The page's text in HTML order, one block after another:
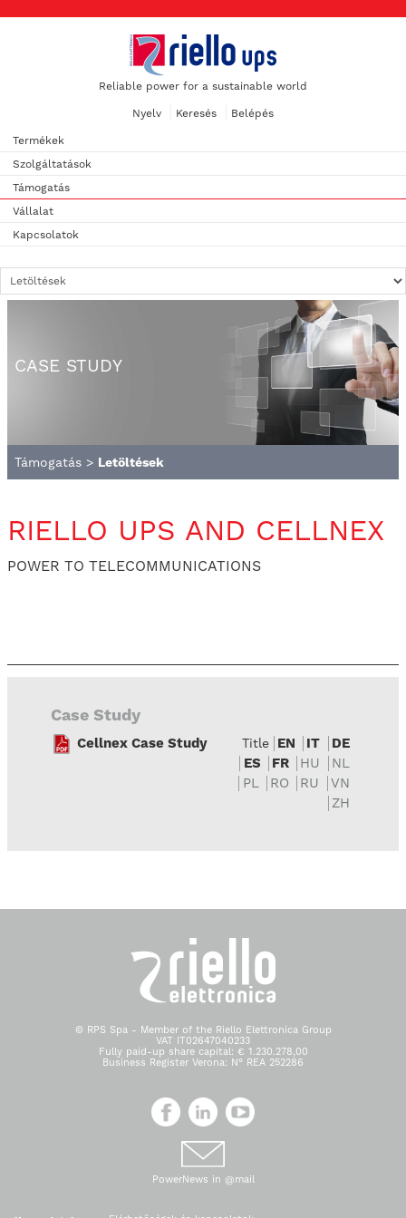
Reliable power for a sustainable world
Nyelv Keresés Belépés
Termékek
Szolgáltatások
Támogatás
Vállalat
Kapcsolatok
CASE STUDY
Támogatás > Letöltések
RIELLO UPS AND CELLNEX
POWER TO TELECOMMUNICATIONS
Case Study
Cellnex Case Study Title EN IT
DE
ES
FR HU
NL
PL
RO RU
VN
ZH
© RPS Spa - Member of the Riello Elettronica Group
VAT IT02647040233
Fully paid-up share capital: € 1.230.278,00
Business Register Verona: N° REA 252286
PowerNews in @mail